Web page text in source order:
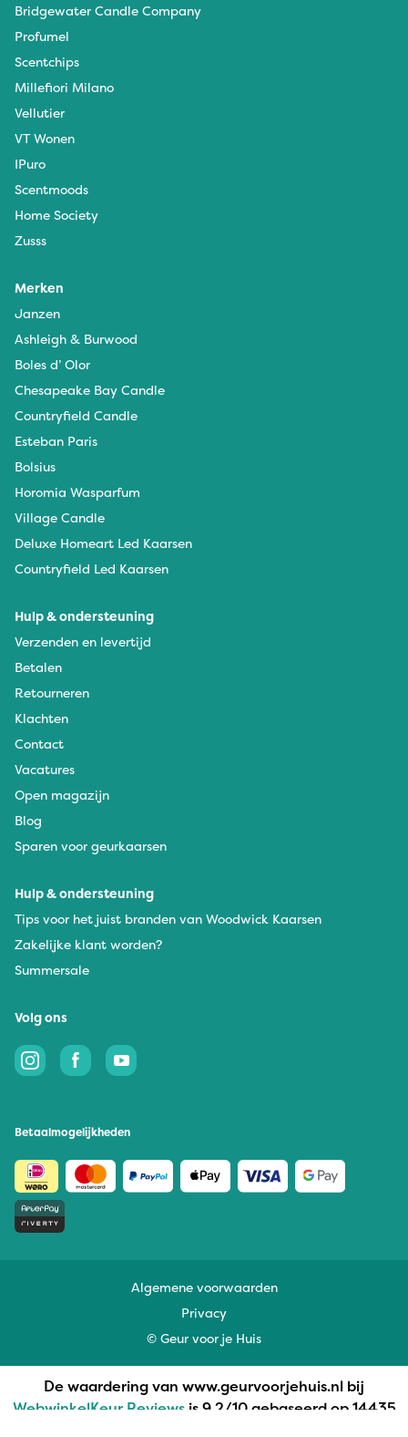
Bridgewater Candle Company
Profumel
Scentchips
Millefiori Milano
Vellutier
VT Wonen
IPuro
Scentmoods
Home Society
Zusss
Merken
Janzen
Ashleigh & Burwood
Boles d’ Olor
Chesapeake Bay Candle
Countryfield Candle
Esteban Paris
Bolsius
Horomia Wasparfum
Village Candle
Deluxe Homeart Led Kaarsen
Countryfield Led Kaarsen
Hulp & ondersteuning
Verzenden en levertijd
Betalen
Retourneren
Klachten
Contact
Vacatures
Open magazijn
Blog
Sparen voor geurkaarsen
Hulp & ondersteuning
Tips voor het juist branden van Woodwick Kaarsen
Zakelijke klant worden?
Summersale
Volg ons
Betaalmogelijkheden
Algemene voorwaarden
Privacy
© Geur voor je Huis
De waardering van www.geurvoorjehuis.nl bij
WebwinkelKeur Reviewsis 9.2/10 gebaseerd op 14435